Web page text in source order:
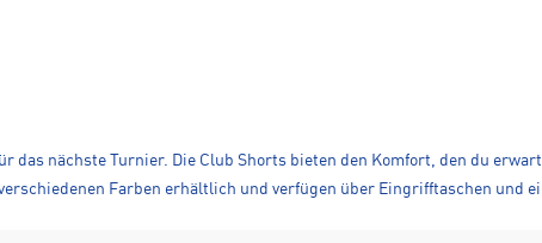
das nächste Turnier. Die Club Shorts bieten den Komfort, den du
Farben erhältlich und verfügen über Eingrifftaschen und